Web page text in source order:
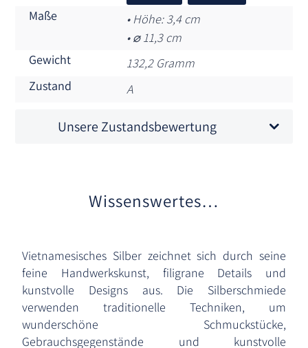
Maße
• Höhe: 3,4 cm
• ⌀ 11,3 cm
Gewicht
132,2 Gramm
Zustand
A
Unsere Zustandsbewertung
Wissenswertes…
Vietnamesisches Silber zeichnet sich durch seine
feine Handwerkskunst, filigrane Details und
kunstvolle Designs aus. Die Silberschmiede
verwenden traditionelle Techniken, um
wunderschöne Schmuckstücke,
Gebrauchsgegenstände und kunstvolle